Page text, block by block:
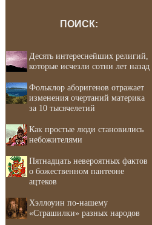
ПОИСК:
Десять интереснейших религий,
которые исчезли сотни лет назад
Фольклор аборигенов отражает
изменения очертаний материка
за 10 тысячелетий
Как простые люди становились
небожителями
Пятнадцать невероятных фактов
о божественном пантеоне
ацтеков
Хэллоуин по-нашему
«Страшилки» разных народов